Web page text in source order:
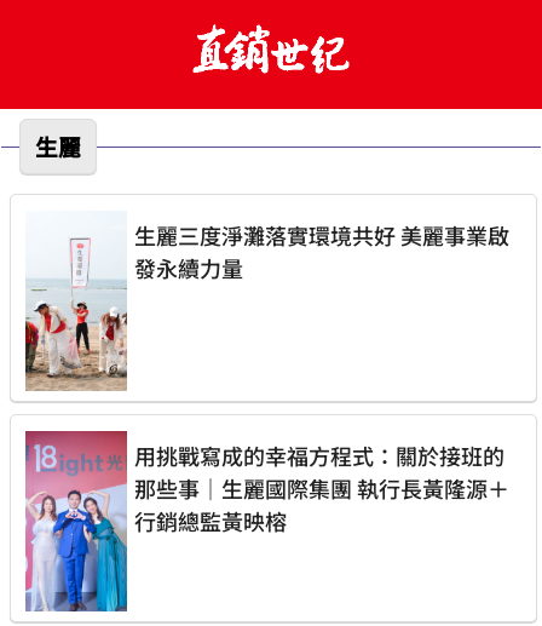
生麗
生麗三度淨灘落實環境共好 美麗事業啟
發永續力量
用挑戰寫成的幸福方程式：關於接班的
那些事｜生麗國際集團 執行長黃隆源＋
行銷總監黃映榕